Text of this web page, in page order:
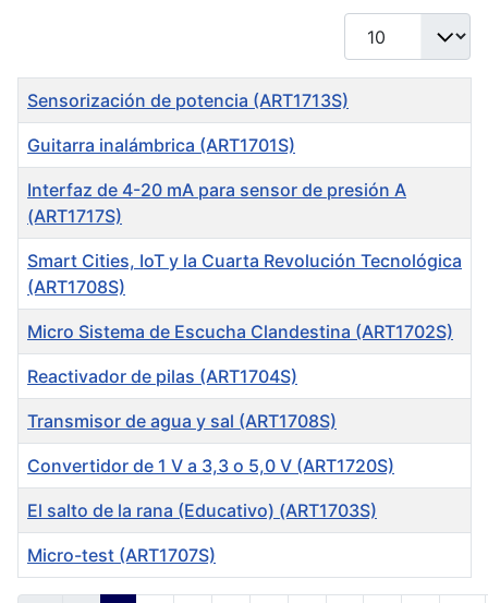
Display #
Articles
Title
Sensorización de potencia (ART1713S)
Guitarra inalámbrica (ART1701S)
Interfaz de 4-20 mA para sensor de presión A
(ART1717S)
Smart Cities, IoT y la Cuarta Revolución Tecnológica
(ART1708S)
Micro Sistema de Escucha Clandestina (ART1702S)
Reactivador de pilas (ART1704S)
Transmisor de agua y sal (ART1708S)
Convertidor de 1 V a 3,3 o 5,0 V (ART1720S)
El salto de la rana (Educativo) (ART1703S)
Micro-test (ART1707S)